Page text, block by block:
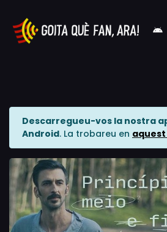
Descarregueu-vos la nostra
Android. La trobareu en